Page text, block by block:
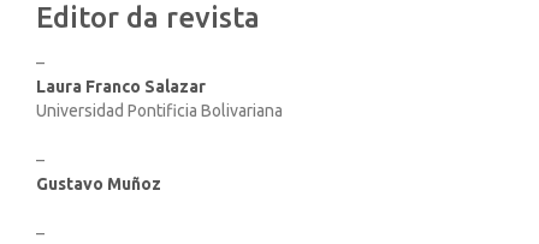
Editor da revista
–
Laura Franco Salazar
Universidad Pontificia Bolivariana
–
Gustavo Muñoz
–